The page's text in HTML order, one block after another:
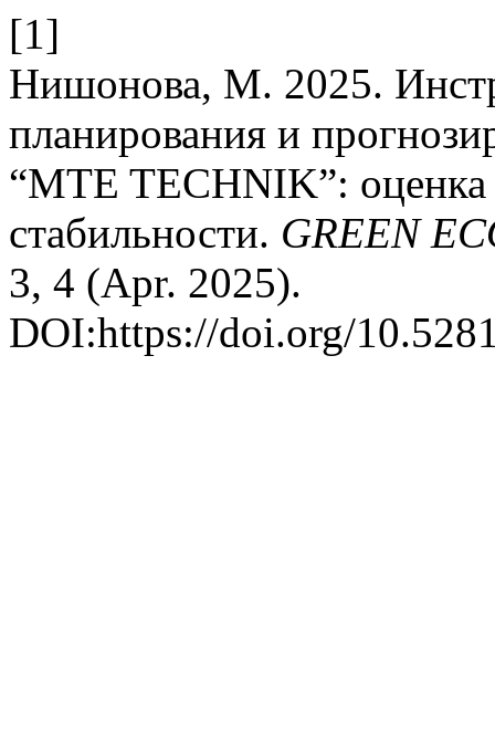
[1]
Нишонова, М. 2025.
планирования и
“MTE TECHNIK”:
стабильности. GREEN
3, 4 (Apr. 2025).
DOI:https://doi.org/